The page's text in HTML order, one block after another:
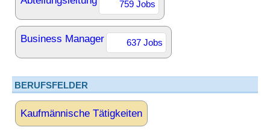
759 Jobs
Business Manager 637 Jobs
BERUFSFELDER
Kaufmännische Tätigkeiten